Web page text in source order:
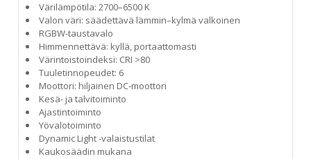
Värilämpötila: 2700–6500 K
Valon väri: säädettävä lämmin–kylmä valkoinen
RGBW-taustavalo
Himmennettävä: kyllä, portaattomasti
Värintoistoindeksi: CRI >80
Tuuletinnopeudet: 6
Moottori: hiljainen DC-moottori
Kesä- ja talvitoiminto
Ajastintoiminto
Yövalotoiminto
Dynamic Light -valaistustilat
Kaukosäädin mukana